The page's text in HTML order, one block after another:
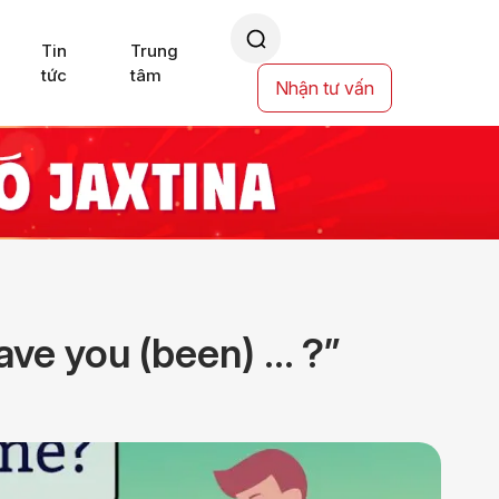
Tin
tức
Trung
tâm
Nhận tư vấn
you (been) … ?”